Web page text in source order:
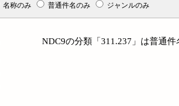
名称のみ 普通件名のみ ジャンルのみ
NDC9の分類「311.237」は普通